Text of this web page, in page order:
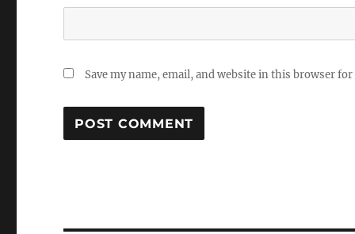
Save my name, email, and website in this browser